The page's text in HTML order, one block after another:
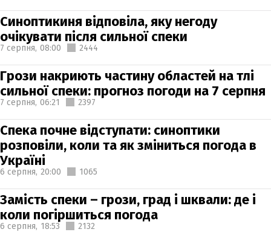
Синоптикиня відповіла, яку негоду
очікувати після сильної спеки
7 серпня, 08:00 2444
Грози накриють частину областей на тлі
сильної спеки: прогноз погоди на 7 серпня
7 серпня, 06:21 2397
Спека почне відступати: синоптики
розповіли, коли та як зміниться погода в
Україні
6 серпня, 20:00 1065
Замість спеки – грози, град і шквали: де і
коли погіршиться погода
6 серпня, 18:53 2132